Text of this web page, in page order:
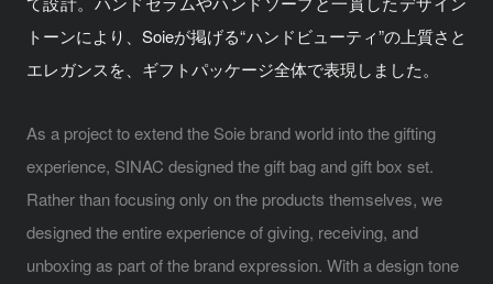
トーンにより、Soieが掲げる“ハンドビューティ”の上質さと
エレガンスを、ギフトパッケージ全体で表現しました。
As a project to extend the Soie brand world into the gifting
experience, SINAC designed the gift bag and gift box set.
Rather than focusing only on the products themselves, we
designed the entire experience of giving, receiving, and
unboxing as part of the brand expression. With a design tone